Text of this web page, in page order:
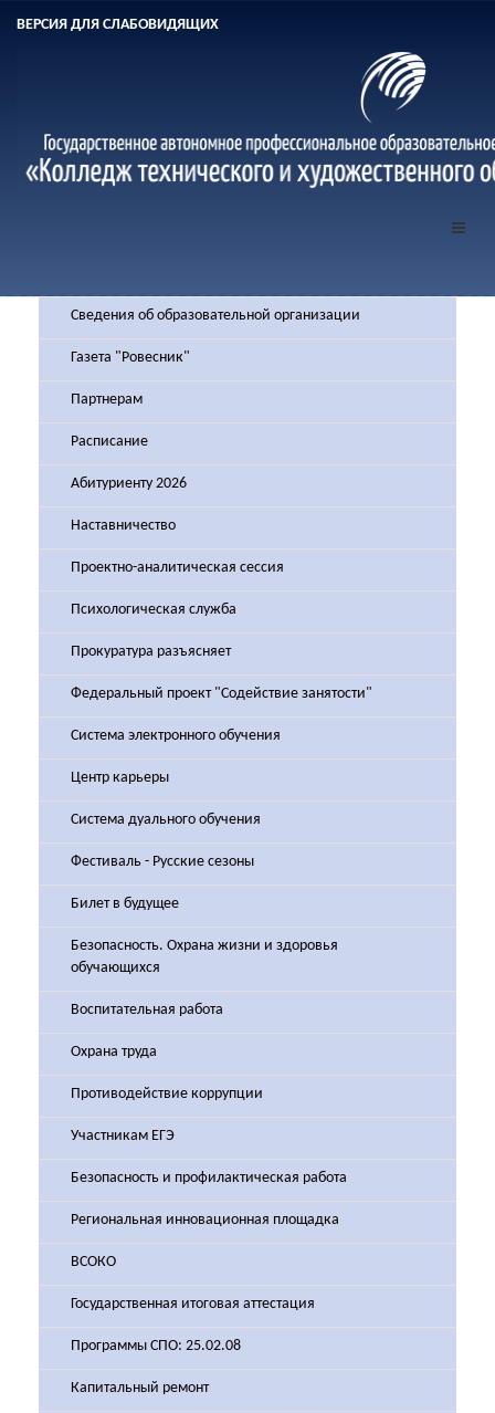
ВЕРСИЯ ДЛЯ СЛАБОВИДЯЩИХ
Сведения об образовательной организации
Газета "Ровесник"
Партнерам
Расписание
Абитуриенту 2026
Наставничество
Проектно-аналитическая сессия
Психологическая служба
Прокуратура разъясняет
Федеральный проект "Содействие занятости"
Система электронного обучения
Центр карьеры
Система дуального обучения
Фестиваль - Русские сезоны
Билет в будущее
Безопасность. Охрана жизни и здоровья
обучающихся
Воспитательная работа
Охрана труда
Противодействие коррупции
Участникам ЕГЭ
Безопасность и профилактическая работа
Региональная инновационная площадка
ВСОКО
Государственная итоговая аттестация
Программы СПО: 25.02.08
Капитальный ремонт